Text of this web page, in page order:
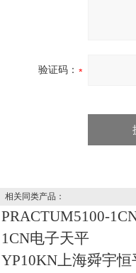
验证码：
相关同类产品：
PRACTUM5100-
1CN电子天平
YP10KN上海舜宇